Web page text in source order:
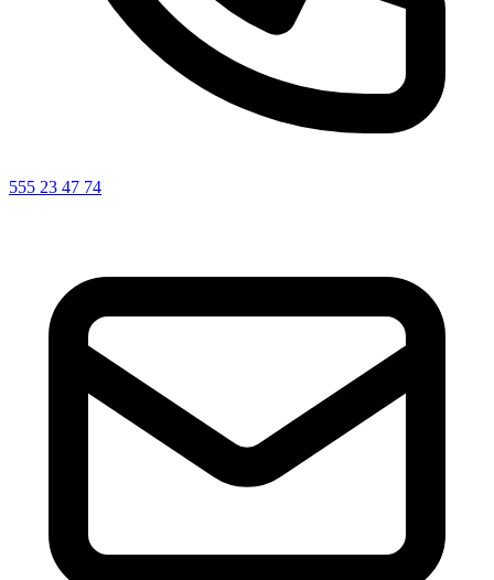
555 23 47 74